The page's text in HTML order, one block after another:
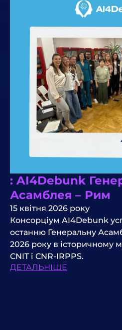
: AI4Debunk
Асамблея – Рим
15 квітня 2026 року
Консорціум AI4Debunk
останню Генеральну
2026 року в історичному
CNIT і CNR-IRPPS.
ДЕТАЛЬНІШЕ